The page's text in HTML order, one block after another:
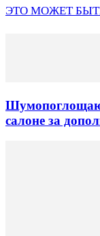
ЭТО МОЖЕТ
салоне за